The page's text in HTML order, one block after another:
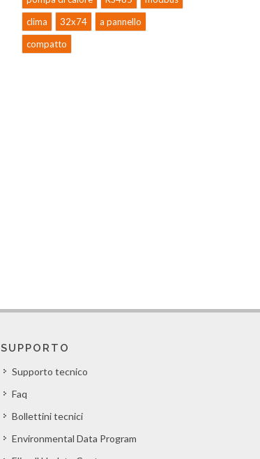
clima
32x74
a pannello
compatto
SUPPORTO
Supporto tecnico
Faq
Bollettini tecnici
Environmental Data Program